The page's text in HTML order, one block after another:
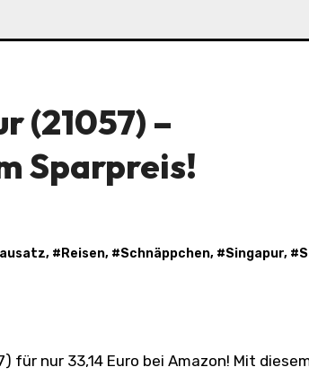
(21057) –
Sparpreis!
, # Reisen, #Schnäppchen, #Singapur, #